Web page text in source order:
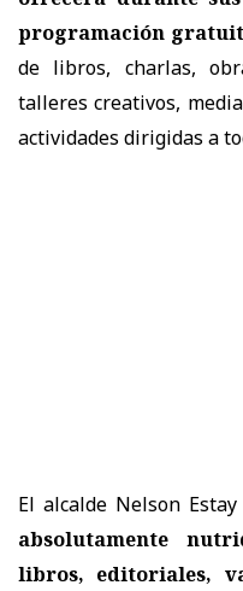
programación
de libros, charlas,
talleres creativos,
actividades dirigidas a
El alcalde Nelson
absolutamente
libros, editoriales,